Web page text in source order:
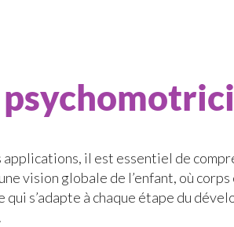
il est essentiel de
vision globale de l’enfant, où
qui s’adapte à chaque étape du